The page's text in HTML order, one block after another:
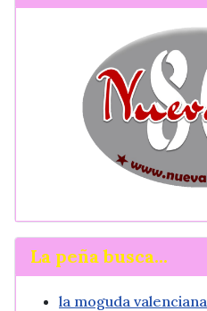
La peña busca...
la moguda valenciana